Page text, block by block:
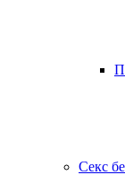
Секс